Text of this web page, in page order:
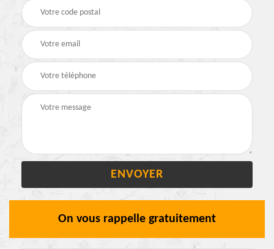
On vous rappelle gratuitement